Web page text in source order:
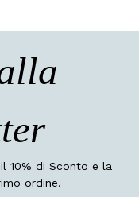
10% di Sconto e la
ordine.